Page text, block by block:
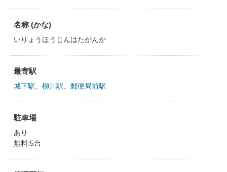
名称 (かな)
いりょうほうじんはたがんか
最寄駅
城下駅 柳川駅 郵便局前駅
駐車場
あり
無料:5台